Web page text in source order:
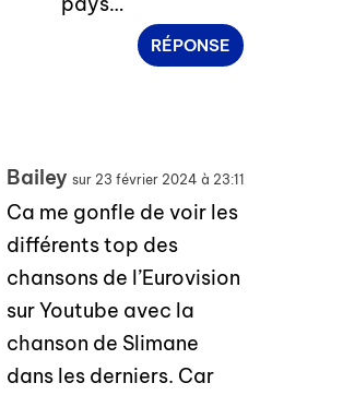
RÉPONSE
Bailey sur 23 février 2024 à 23:11
Ca me gonfle de voir les
différents top des
chansons de l’Eurovision
sur Youtube avec la
chanson de Slimane
dans les derniers. Car